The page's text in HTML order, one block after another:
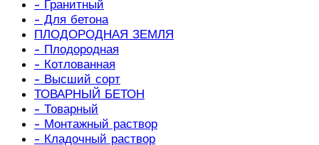
- Гранитный
- Для бетона
ПЛОДОРОДНАЯ ЗЕМЛЯ
- Плодородная
- Котлованная
- Высший сорт
ТОВАРНЫЙ БЕТОН
- Товарный
- Монтажный раствор
- Кладочный раствор